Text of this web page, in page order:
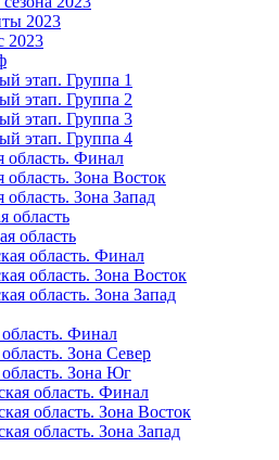
2023
2023
этап. Группа 1
этап. Группа 2
этап. Группа 3
этап. Группа 4
область. Финал
область. Зона Восток
область. Зона Запад
область
область
область. Финал
область. Зона Восток
область. Зона Запад
Финал
Зона Север
Зона Юг
область. Финал
область. Зона Восток
область. Зона Запад